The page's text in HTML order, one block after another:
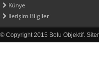
Künye
İletişim Bilgileri
© Copyright 2015 Bolu Objektif.